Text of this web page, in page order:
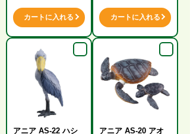
カートに入れる カートに入れる
アニア AS-22 ハシ
アニア AS-20 アオ